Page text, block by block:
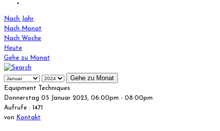
Nach Jahr
Nach Monat
Nach Woche
Heute
Gehe zu Monat
Gehe zu Monat
Equipment Techniques
Donnerstag 05 Januar 2023, 06:00pm - 08:00pm
Aufrufe : 1471
von
Kontakt